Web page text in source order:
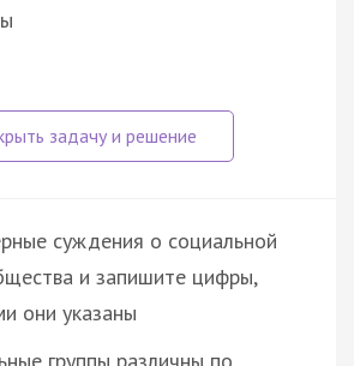
суждения о социальной
и запишите цифры,
они указаны
группы различны по